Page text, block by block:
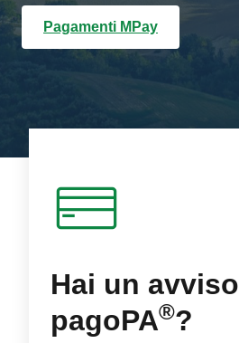
Pagamenti MPay
Hai un avviso
pagoPA®?